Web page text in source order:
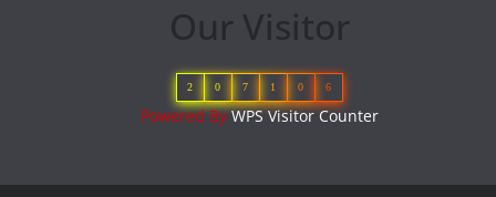
Our Visitor
2 0 7 1 0 6
Powered ByWPS Visitor Counter